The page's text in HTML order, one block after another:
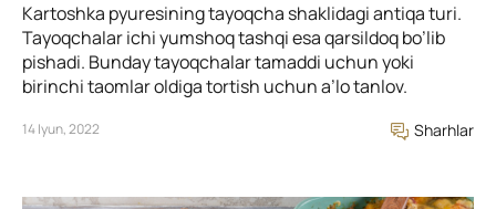
Kartoshka pyuresining tayoqcha shaklidagi antiqa turi.
Tayoqchalar ichi yumshoq tashqi esa qarsildoq bo’lib
pishadi. Bunday tayoqchalar tamaddi uchun yoki
birinchi taomlar oldiga tortish uchun a’lo tanlov.
14 Iyun, 2022 Sharhlar